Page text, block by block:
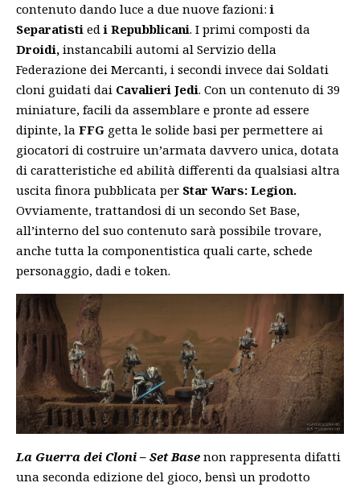
contenuto dando luce a due nuove fazioni:i
Separatisti edi Repubblicani. I primi composti da
Droidi, instancabili automi al Servizio della
Federazione dei Mercanti, i secondi invece dai Soldati
cloni guidati dai Cavalieri Jedi. Con un contenuto di 39
miniature, facili da assemblare e pronte ad essere
dipinte, la FFG getta le solide basi per permettere ai
giocatori di costruire un’armata davvero unica, dotata
di caratteristiche ed abilità differenti da qualsiasi altra
uscita finora pubblicata per Star Wars: Legion.
Ovviamente, trattandosi di un secondo Set Base,
all’interno del suo contenuto sarà possibile trovare,
anche tutta la componentistica quali carte, schede
personaggio, dadi e token.
La Guerra dei Cloni – Set Base non rappresenta difatti
una seconda edizione del gioco, bensì un prodotto